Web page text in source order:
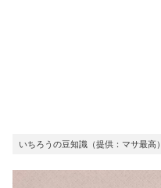
いちろうの豆知識（提供：マサ最高）